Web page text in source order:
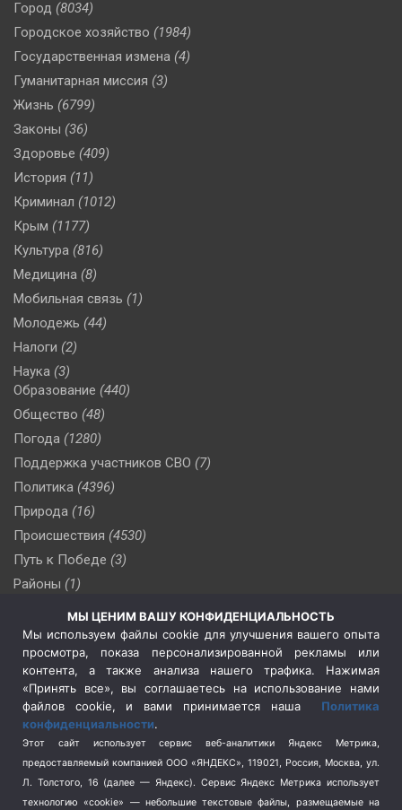
Город (8034)
Городское хозяйство (1984)
Государственная измена (4)
Гуманитарная миссия (3)
Жизнь (6799)
Законы (36)
Здоровье (409)
История (11)
Криминал (1012)
Крым (1177)
Культура (816)
Медицина (8)
Мобильная связь (1)
Молодежь (44)
Налоги (2)
Наука (3)
Образование (440)
Общество (48)
Погода (1280)
Поддержка участников СВО (7)
Политика (4396)
Природа (16)
Происшествия (4530)
Путь к Победе (3)
Районы (1)
(509)
Сельское хозяйство (3)
Социальная политика
(3)
Спецоперация в Украине
Спецоперация на Украине
(404)
Спорт (740)
Терроризм (1)
Транспорт (262)
МЫ ЦЕНИМ ВАШУ КОНФИДЕНЦИАЛЬНОСТЬ
Мы используем файлы cookie для улучшения вашего опыта
просмотра, показа персонализированной рекламы или
контента, а также анализа нашего трафика. Нажимая
«Принять все», вы соглашаетесь на использование нами
файлов cookie, и вами принимается наша Политика
конфиденциальности.
Этот сайт использует сервис веб-аналитики Яндекс Метрика,
предоставляемый компанией ООО «ЯНДЕКС», 119021, Россия, Москва, ул.
Л. Толстого, 16 (далее — Яндекс). Сервис Яндекс Метрика использует
технологию «cookie» — небольшие текстовые файлы, размещаемые на